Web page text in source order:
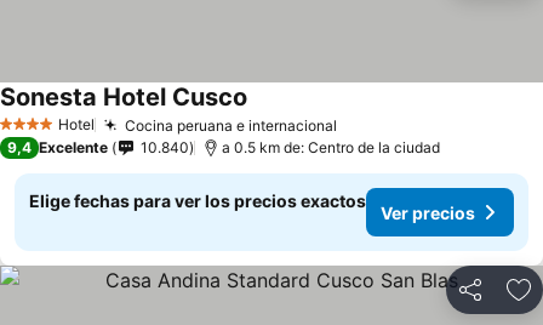
4 EstrellasHotel Cocina peruana e internacional
Sonesta Hotel Cusco
9,4 Excelente 10.840 a 0.5 km de: Centro de la ciudad
Elige fechas para ver los precios exactos
Ver precios
Compartir